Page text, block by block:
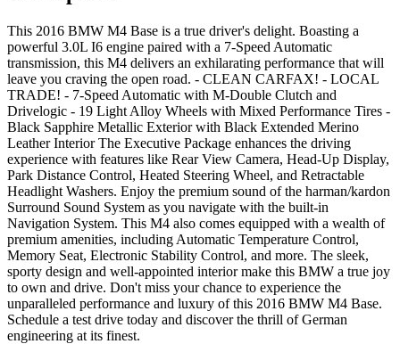
This 2016 BMW M4 Base is a true driver's delight. Boasting a
powerful 3.0L I6 engine paired with a 7-Speed Automatic
transmission, this M4 delivers an exhilarating performance that will
leave you craving the open road. - CLEAN CARFAX! - LOCAL
TRADE! - 7-Speed Automatic with M-Double Clutch and
Drivelogic - 19 Light Alloy Wheels with Mixed Performance Tires -
Black Sapphire Metallic Exterior with Black Extended Merino
Leather Interior The Executive Package enhances the driving
experience with features like Rear View Camera, Head-Up Display,
Park Distance Control, Heated Steering Wheel, and Retractable
Headlight Washers. Enjoy the premium sound of the harman/kardon
Surround Sound System as you navigate with the built-in
Navigation System. This M4 also comes equipped with a wealth of
premium amenities, including Automatic Temperature Control,
Memory Seat, Electronic Stability Control, and more. The sleek,
sporty design and well-appointed interior make this BMW a true joy
to own and drive. Don't miss your chance to experience the
unparalleled performance and luxury of this 2016 BMW M4 Base.
Schedule a test drive today and discover the thrill of German
engineering at its finest.